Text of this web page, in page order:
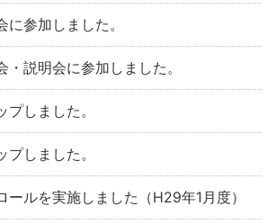
参加しました。
・説明会に参加しました。
しました。
しました。
ールを実施しました（H29年1月度）